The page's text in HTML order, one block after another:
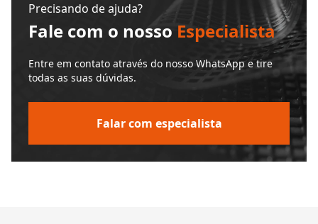
Precisando de ajuda?
Fale com o nosso Especialista
Entre em contato através do nosso WhatsApp e tire
todas as suas dúvidas.
Falar com especialista